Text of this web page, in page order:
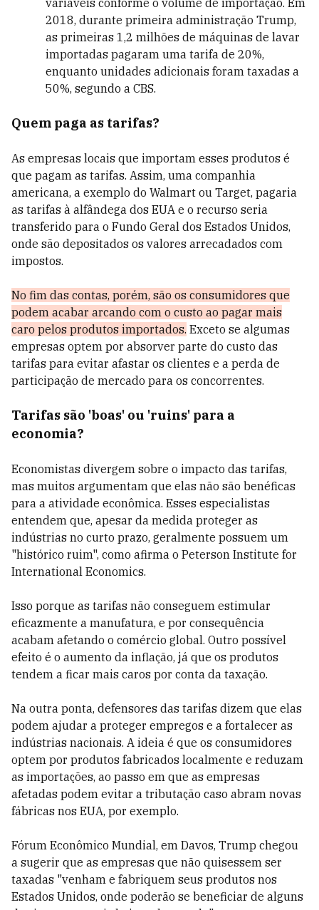
variáveis conforme o volume de importação. Em
2018, durante primeira administração Trump,
as primeiras 1,2 milhões de máquinas de lavar
importadas pagaram uma tarifa de 20%,
enquanto unidades adicionais foram taxadas a
50%, segundo a CBS.
Quem paga as tarifas?
As empresas locais que importam esses produtos é
que pagam as tarifas. Assim, uma companhia
americana, a exemplo do Walmart ou Target, pagaria
as tarifas à alfândega dos EUA e o recurso seria
transferido para o Fundo Geral dos Estados Unidos,
onde são depositados os valores arrecadados com
impostos.
No fim das contas, porém, são os consumidores que
podem acabar arcando com o custo ao pagar mais
caro pelos produtos importados. Exceto se algumas
empresas optem por absorver parte do custo das
tarifas para evitar afastar os clientes e a perda de
participação de mercado para os concorrentes.
Tarifas são 'boas' ou 'ruins' para a
economia?
Economistas divergem sobre o impacto das tarifas,
mas muitos argumentam que elas não são benéficas
para a atividade econômica. Esses especialistas
entendem que, apesar da medida proteger as
indústrias no curto prazo, geralmente possuem um
"histórico ruim", como afirma o Peterson Institute for
International Economics.
Isso porque as tarifas não conseguem estimular
eficazmente a manufatura, e por consequência
acabam afetando o comércio global. Outro possível
efeito é o aumento da inflação, já que os produtos
tendem a ficar mais caros por conta da taxação.
Na outra ponta, defensores das tarifas dizem que elas
podem ajudar a proteger empregos e a fortalecer as
indústrias nacionais. A ideia é que os consumidores
optem por produtos fabricados localmente e reduzam
as importações, ao passo em que as empresas
afetadas podem evitar a tributação caso abram novas
fábricas nos EUA, por exemplo.
Fórum Econômico Mundial, em Davos, Trump chegou
a sugerir que as empresas que não quisessem ser
taxadas "venham e fabriquem seus produtos nos
Estados Unidos, onde poderão se beneficiar de alguns